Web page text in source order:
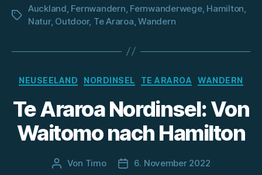
Schlagwörter
Auckland, Fernwandern, Fernwanderwege, Hamilton,
Natur, Outdoor, Te Araroa,Wandern
Kategorien
NEUSEELAND NORDINSEL TE ARAROA WANDERN
Te Araroa Nordinsel: Von
Waitomo nach Hamilton
Beitragsautor
Von Timo Beitragsdatum
6. November 2022